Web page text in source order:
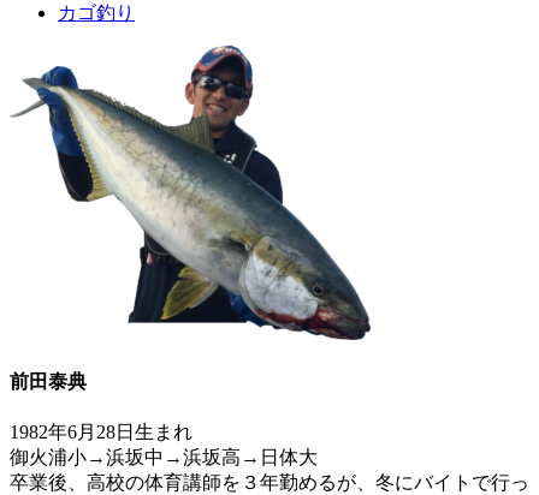
カゴ釣り
前田泰典
1982年6月28日生まれ
御火浦小→浜坂中→浜坂高→日体大
卒業後、高校の体育講師を３年勤めるが、冬にバイトで行っ